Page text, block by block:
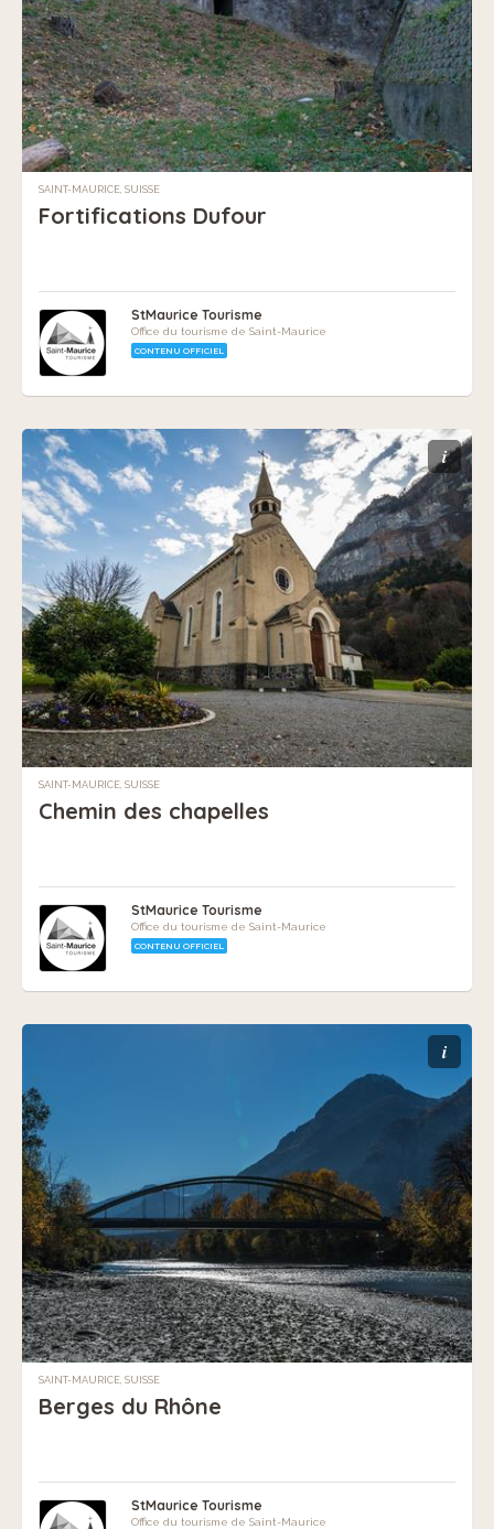
SAINT-MAURICE, SUISSE
Fortifications Dufour
StMaurice Tourisme
Office du tourisme de Saint-Maurice
CONTENU OFFICIEL
i
SAINT-MAURICE, SUISSE
Chemin des chapelles
StMaurice Tourisme
Office du tourisme de Saint-Maurice
CONTENU OFFICIEL
i
SAINT-MAURICE, SUISSE
Berges du Rhône
StMaurice Tourisme
Office du tourisme de Saint-Maurice